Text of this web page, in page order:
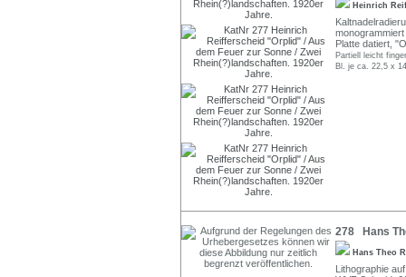
Heinrich
Platte datiert,
Partiell leicht
Bl. je ca. 22,5 x
278 Hans
Hans Theo
Lithographie